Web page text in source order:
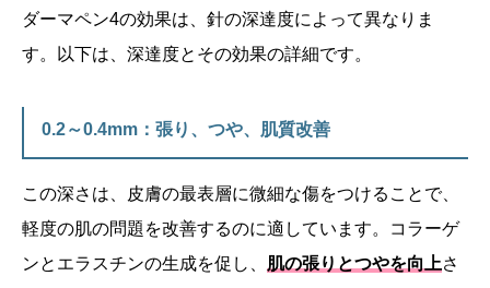
ダーマペン4の効果は、針の深達度によって異なりま
す。以下は、深達度とその効果の詳細です。
0.2～0.4mm：張り、つや、肌質改善
この深さは、皮膚の最表層に微細な傷をつけることで、
軽度の肌の問題を改善するのに適しています。コラーゲ
ンとエラスチンの生成を促し、 肌の張りとつやを向上さ